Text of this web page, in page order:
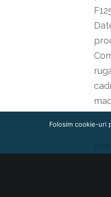
Folosim cookie-uri